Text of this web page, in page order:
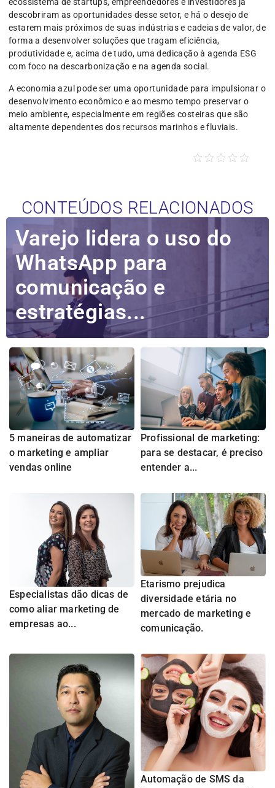
descobriram as oportunidades desse setor, e há o desejo de
estarem mais próximos de suas indústrias e cadeias de valor, de
forma a desenvolver soluções que tragam eficiência,
produtividade e, acima de tudo, uma dedicação à agenda ESG
com foco na descarbonização e na agenda social.
A economia azul pode ser uma oportunidade para impulsionar o
desenvolvimento econômico e ao mesmo tempo preservar o
meio ambiente, especialmente em regiões costeiras que são
altamente dependentes dos recursos marinhos e fluviais.
CONTEÚDOS RELACIONADOS
Varejo lidera o uso do
WhatsApp para
comunicação e
estratégias...
5 maneiras de automatizar
o marketing e ampliar
vendas online
Profissional de marketing:
para se destacar, é preciso
entender a...
Especialistas dão dicas de
como aliar marketing de
empresas ao...
Etarismo prejudica
diversidade etária no
mercado de marketing e
comunicação.
Automação de SMS da